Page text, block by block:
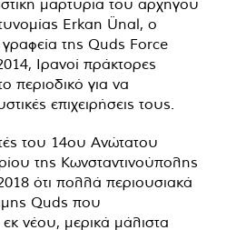
μαρτυρία του αρχηγού
Erkan Ünal, ο
της Quds Force
Ιρανοί πράκτορες
περιοδικό για να
επιχειρήσεις τους.
του 14ου Ανώτατου
της Κωνσταντινούπολης
ότι πολλά περιουσιακά
Quds που
νέου, μερικά μάλιστα